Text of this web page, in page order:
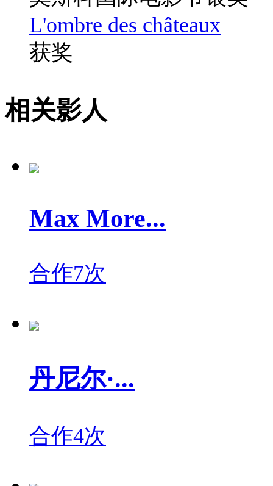
L'ombre des châteaux
获奖
相关影人
Max More...
合作7次
丹尼尔·...
合作4次